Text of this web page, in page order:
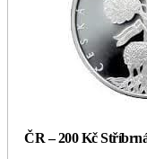
ČR – 200 Kč